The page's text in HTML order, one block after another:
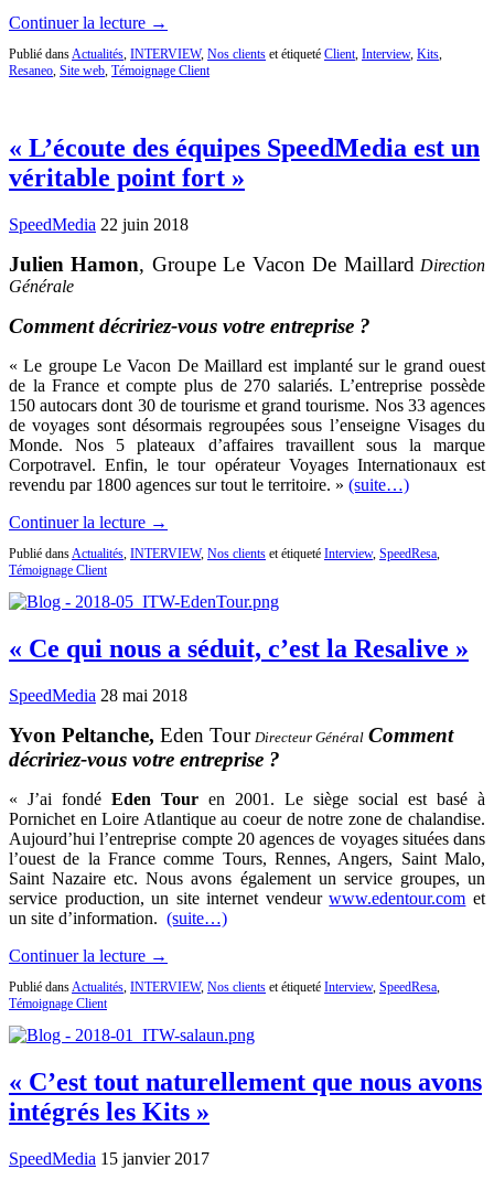
Continuer la lecture →
Publié dans Actualités INTERVIEW, Nos clients et étiqueté Client Interview, Kits
Resaneo Site web Témoignage Client
« L’écoute des équipes SpeedMedia est un
véritable point fort »
SpeedMedia 22 juin 2018
Julien Hamon, Groupe Le Vacon De Maillard Direction
Générale
Comment décririez-vous votre entreprise ?
« Le groupe Le Vacon De Maillard est implanté sur le grand ouest
de la France et compte plus de 270 salariés. L’entreprise possède
150 autocars dont 30 de tourisme et grand tourisme. Nos 33 agences
de voyages sont désormais regroupées sous l’enseigne Visages du
Monde. Nos 5 plateaux d’affaires travaillent sous la marque
Corpotravel. Enfin, le tour opérateur Voyages Internationaux est
revendu par 1800 agences sur tout le territoire. » (suite…)
Continuer la lecture →
Publié dansActualités, INTERVIEW, Nos clients et étiqueté Interview, SpeedResa,
Témoignage Client
« Ce qui nous a séduit, c’est la Resalive »
SpeedMedia 28 mai 2018
Yvon Peltanche, Eden Tour Directeur Général Comment
décririez-vous votre entreprise ?
« J’ai fondé Eden Tour en 2001. Le siège social est basé à
Pornichet en Loire Atlantique au coeur de notre zone de chalandise.
Aujourd’hui l’entreprise compte 20 agences de voyages situées dans
l’ouest de la France comme Tours, Rennes, Angers, Saint Malo,
Saint Nazaire etc. Nous avons également un service groupes, un
service production, un site internet vendeurwww.edentour.com et
un site d’information. (suite…)
Continuer la lecture →
Publié dansActualités, INTERVIEW, Nos clients et étiqueté Interview, SpeedResa,
Témoignage Client
« C’est tout naturellement que nous avons
intégrés les Kits »
SpeedMedia 15 janvier 2017